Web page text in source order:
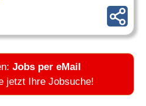
Jobs per eMail
jetzt Ihre Jobsuche!